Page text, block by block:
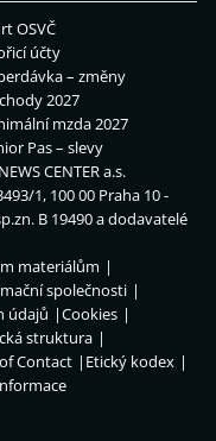
OSVČ
účty
– změny
2027
mzda 2027
Pas – slevy
CENTER a.s.
1, 100 00 Praha 10 -
B 19490 a dodavatelé
materiálům
společnosti
údajů
Cookies
struktura
Contact
Etický kodex